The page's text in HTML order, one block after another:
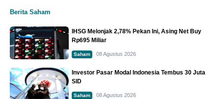
Berita Saham
IHSG Melonjak 2,78% Pekan Ini, Asing Net Buy
Rp695 Miliar
Saham 08 Agustus 2026
Investor Pasar Modal Indonesia Tembus 30 Juta
SID
Saham 08 Agustus 2026